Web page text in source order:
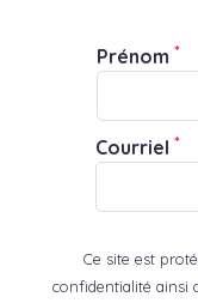
Prénom *
Courriel *
Ce site est
confidentialité ainsi